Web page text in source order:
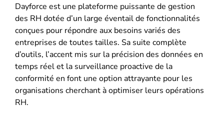
Dayforce est une plateforme puissante de gestion
des RH dotée d’un large éventail de fonctionnalités
conçues pour répondre aux besoins variés des
entreprises de toutes tailles. Sa suite complète
d’outils, l’accent mis sur la précision des données en
temps réel et la surveillance proactive de la
conformité en font une option attrayante pour les
organisations cherchant à optimiser leurs opérations
RH.